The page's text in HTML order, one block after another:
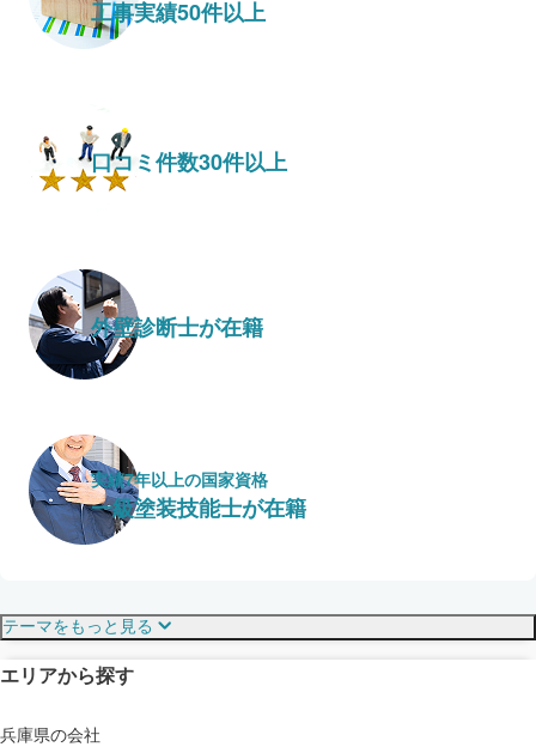
工事実績50件以上
口コミ件数30件以上
外壁診断士が在籍
実績7年以上の国家資格
一級塗装技能士が在籍
見えにくい屋根も安心
ドローン診断
テーマをもっと見る
エリアから探す
兵庫県の会社